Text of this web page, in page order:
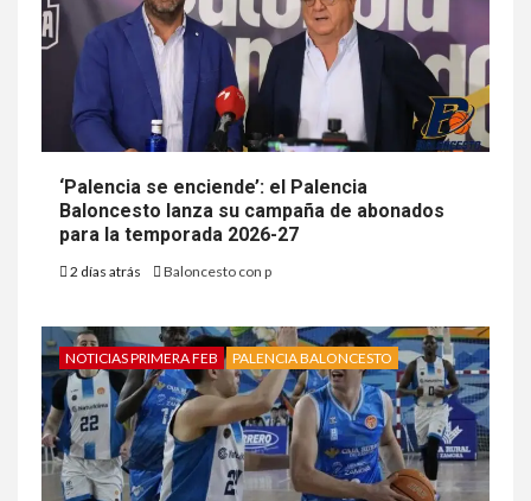
‘Palencia se enciende’: el Palencia
Baloncesto lanza su campaña de abonados
para la temporada 2026-27
2 días atrás Baloncesto con p
NOTICIAS PRIMERA FEB PALENCIA BALONCESTO